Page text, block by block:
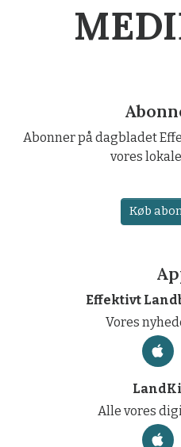
Abonner på dagbladet
vores
Køb
Effektivt
Vores
Alle vores